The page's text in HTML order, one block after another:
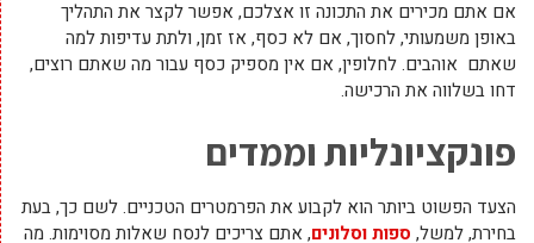
אם אתם מכירים את התכונה זו אצלכם, אפשר לקצר את התהליך
באופן משמעותי, לחסוך, אם לא כסף, אז זמן, ולתת עדיפות למה
שאתם אוהבים. לחלופין, אם אין מספיק כסף עבור מה שאתם רוצים,
דחו בשלווה את הרכישה.
פונקציונליות וממדים
הצעד הפשוט ביותר הוא לקבוע את הפרמטרים הטכניים. לשם כך, בעת
בחירת, למשל, ספות וסלונים, אתם צריכים לנסח שאלות מסוימות. מה